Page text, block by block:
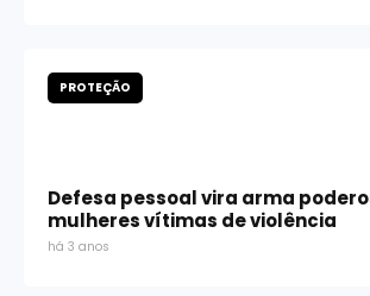
PROTEÇÃO
Defesa pessoal vira arma
mulheres vítimas de violência
há 3 anos